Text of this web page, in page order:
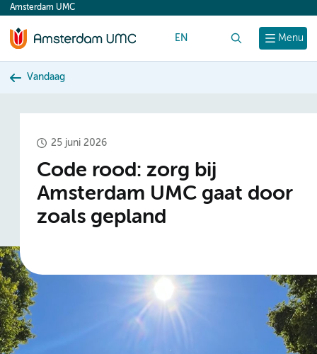
content
Menu
Amsterdam UMC
EN
Vandaag
25 juni 2026
Code rood: zorg bij
Amsterdam UMC gaat door
zoals gepland